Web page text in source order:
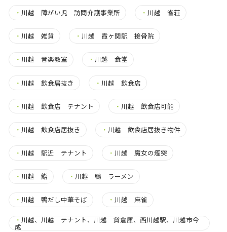
・ 川越 障がい児 訪問介護事業所 ・ 川越 雀荘
・ 川越 雑貨 ・ 川越 霞ヶ関駅 接骨院
・ 川越 音楽教室 ・ 川越 食堂
・ 川越 飲食居抜き ・ 川越 飲食店
・ 川越 飲食店 テナント ・ 川越 飲食店可能
・ 川越 飲食店居抜き ・ 川越 飲食店居抜き物件
・ 川越 駅近 テナント ・ 川越 魔女の煙突
・ 川越 鮨 ・ 川越 鴨 ラーメン
・ 川越 鴨だし中華そば ・ 川越 麻雀
・ 川越、川越 テナント、川越 貸倉庫、西川越駅、川越市今
成